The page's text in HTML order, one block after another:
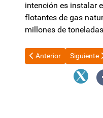
intención es instalar
flotantes de gas
millones de
Artículo anterior: La
Anterior Artículo
Siguiente